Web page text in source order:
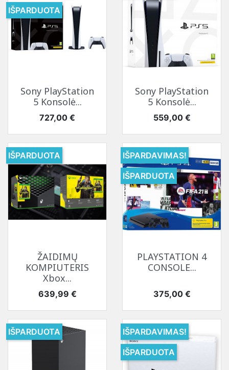
Sony PlayStation
5 Konsolė...
Kaina
727,00 €
IŠPARDUOTA
Sony PlayStation
5 Konsolė...
Kaina
559,00 €
ŽAIDIMŲ
KOMPIUTERIS
Xbox...
Kaina
639,99 €
IŠPARDUOTA
PLAYSTATION 4
CONSOLE...
Kaina
375,00 €
IŠPARDAVIMAS!
IŠPARDUOTA
IŠPARDUOTA
IŠPARDAVIMAS!
IŠPARDUOTA